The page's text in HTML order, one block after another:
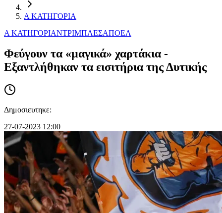
Α ΚΑΤΗΓΟΡΙΑ
Α ΚΑΤΗΓΟΡΙΑΝΤΡΙΜΠΛΕΣΑΠΟΕΛ
Φεύγουν τα «μαγικά» χαρτάκια -
Εξαντλήθηκαν τα εισιτήρια της Δυτικής
Δημοσιευτηκε:
27-07-2023 12:00